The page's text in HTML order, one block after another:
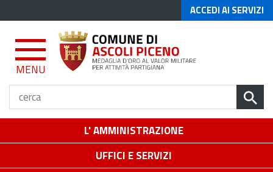
ACCEDI AI SERVIZI
MENU
L' AMMINISTRAZIONE
UFFICI E SERVIZI